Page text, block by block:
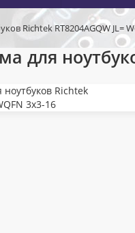
Richtek RT8204AGQW JL=
для